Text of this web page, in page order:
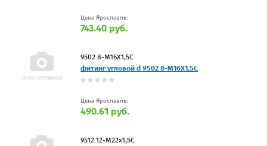
Цена Ярославль:
743.40 руб.
9502 8-M16X1,5C
фитинг угловой d 9502 8-M16X1,5C
Цена Ярославль:
490.61 руб.
9512 12-M22x1,5C